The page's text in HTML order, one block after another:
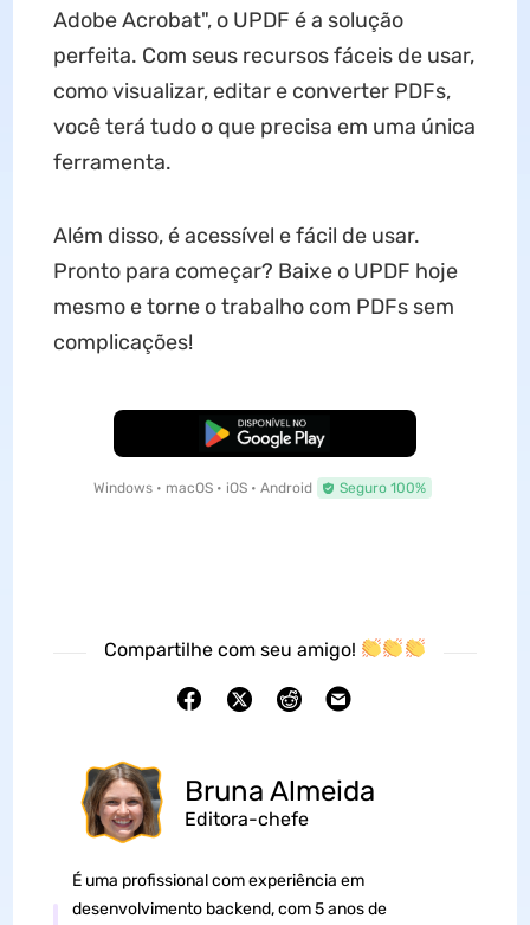
Adobe Acrobat", o UPDF é a solução
perfeita. Com seus recursos fáceis de usar,
como visualizar, editar e converter PDFs,
você terá tudo o que precisa em uma única
ferramenta.
Além disso, é acessível e fácil de usar.
Pronto para começar? Baixe o UPDF hoje
mesmo e torne o trabalho com PDFs sem
complicações!
Baixar Grátis
Windows • macOS • iOS • Android Seguro 100%
Compartilhe com seu amigo!
Bruna Almeida
Editora-chefe
É uma profissional com experiência em
desenvolvimento backend, com 5 anos de